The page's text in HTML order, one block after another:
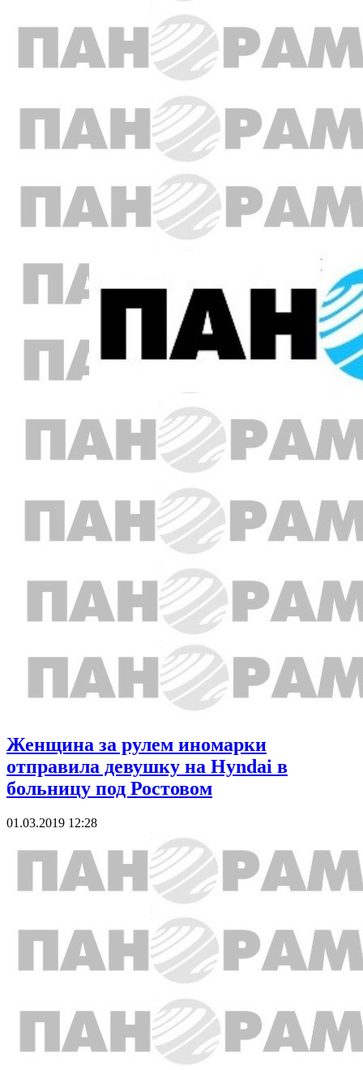
Женщина за рулем иномарки
отправила девушку на Hyndai в
больницу под Ростовом
01.03.2019 12:28